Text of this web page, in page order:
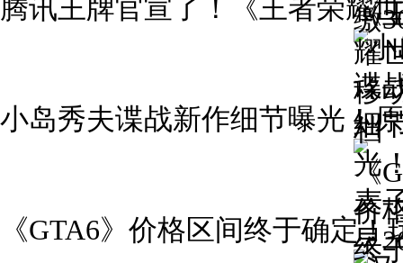
腾讯王牌官宣了！《王者荣耀
小岛秀夫谍战新作细节曝光！
《GTA6》价格区间终于确定